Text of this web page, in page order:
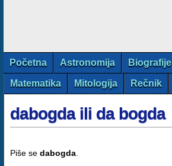
Početna Astronomija Biografije
Matematika Mitologija Rečnik
dabogda ili da bogda
Piše se dabogda